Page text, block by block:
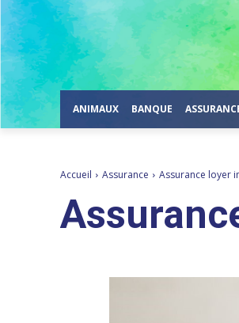
ANIMAUX BANQUE
Accueil Assurance Assurance loyer